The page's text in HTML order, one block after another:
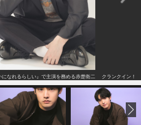
になれるらしい』で主演を務める赤楚衛二 クランクイン！